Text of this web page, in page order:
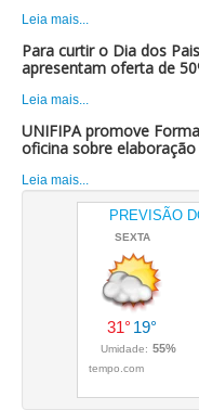
Leia mais...
Para curtir o Dia dos
apresentam oferta de
Leia mais...
UNIFIPA promove
oficina sobre
Leia mais...